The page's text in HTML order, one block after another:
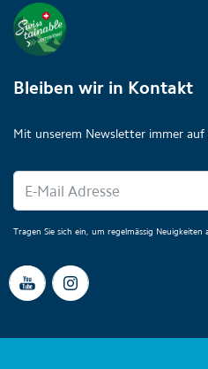
Bleiben wir in Kontakt
Mit unserem Newsletter immer auf
Tragen Sie sich ein, um regelmässig